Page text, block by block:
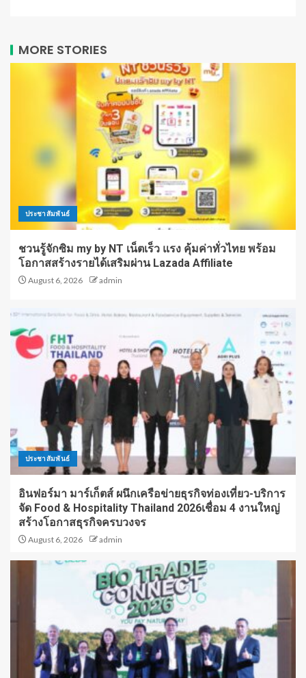
MORE STORIES
ประชาสัมพันธ์
ชวนรู้จักซิม my by NT เน็ตเร็ว แรง คุ้มค่าทั่วไทย พร้อม
โอกาสสร้างรายได้เสริมผ่าน Lazada Affiliate
August 6, 2026 admin
ประชาสัมพันธ์
อินฟอร์มา มาร์เก็ตส์ ผนึกเครือข่ายธุรกิจท่องเที่ยว-บริการ
จัด Food & Hospitality Thailand 2026เชื่อม 4 งานใหญ่
สร้างโอกาสธุรกิจครบวงจร
August 6, 2026 admin